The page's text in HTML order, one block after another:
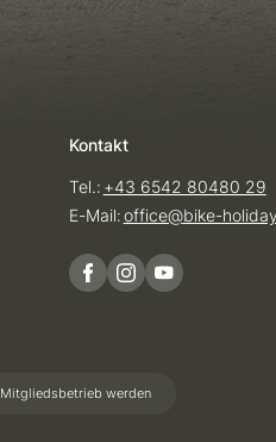
Kontakt
Tel.: +43 6542 80480 29
E-Mail:office@bike-
Mitgliedsbetrieb werden